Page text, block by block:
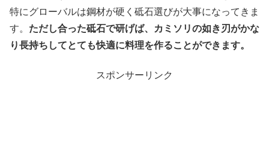
特にグローバルは鋼材が硬く砥石選びが大事になってきま
す。 ただし合った砥石で研げば、カミソリの如き刃がかな
り長持ちしてとても快適に料理を作ることができます。
スポンサーリンク